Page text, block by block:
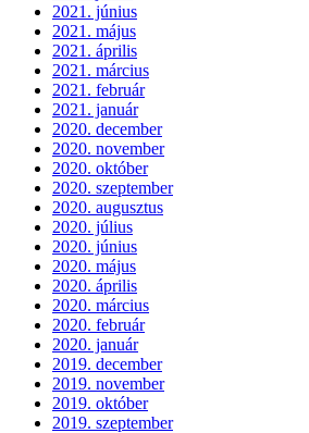
2021. június
2021. május
2021. április
2021. március
2021. február
2021. január
2020. december
2020. november
2020. október
2020. szeptember
2020. augusztus
2020. július
2020. június
2020. május
2020. április
2020. március
2020. február
2020. január
2019. december
2019. november
2019. október
2019. szeptember